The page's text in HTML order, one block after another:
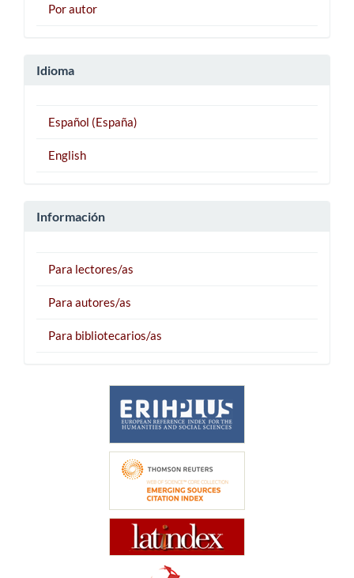
Por autor
Idioma
Español (España)
English
Información
Para lectores/as
Para autores/as
Para bibliotecarios/as